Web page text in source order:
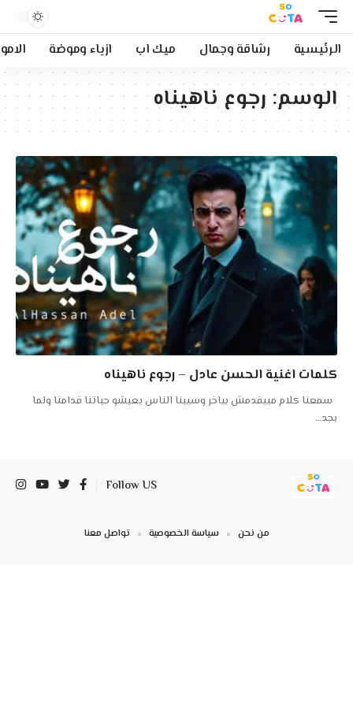
الرئيسية رشاقة وجمال ميك اب ازياء وموضة
الوسم: رجوع ناهيناه
كلمات اغنية الحسن عادل – رجوع ناهيناه
سمعنا كلام مبيقدمش بياخر وسيبنا الناس يعيشو حياتنا قدامنا ولما
بجد…
Follow US
من نحن سياسة الخصوصية تواصل معنا